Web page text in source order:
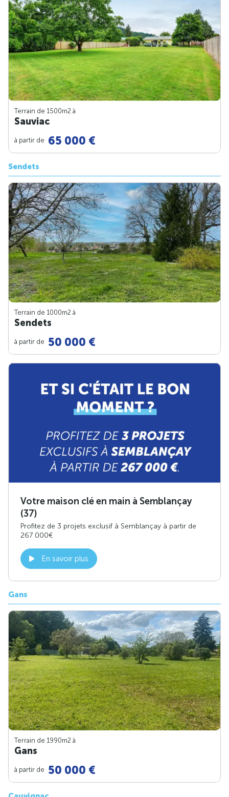
Terrain de 1500m2 à
Sauviac
à partir de 65 000 €
Sendets
Terrain de 1000m2 à
Sendets
à partir de 50 000 €
Votre maison clé en main à Semblançay
(37)
Profitez de 3 projets exclusif à Semblançay à partir de
267 000€
En savoir plus
Gans
Terrain de 1990m2 à
Gans
à partir de 50 000 €